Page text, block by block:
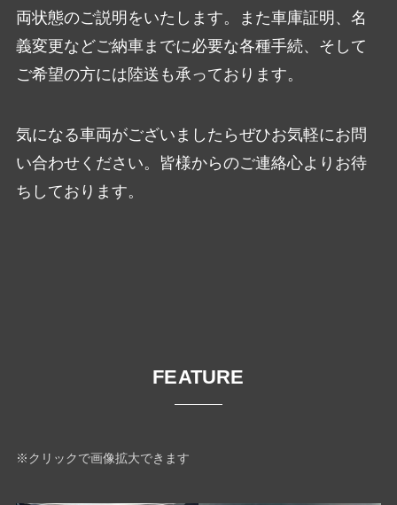
両状態のご説明をいたします。また車庫証明、名
義変更などご納車までに必要な各種手続、そして
ご希望の方には陸送も承っております。
気になる車両がございましたらぜひお気軽にお問
い合わせください。皆様からのご連絡心よりお待
ちしております。
FEATURE
※クリックで画像拡大できます